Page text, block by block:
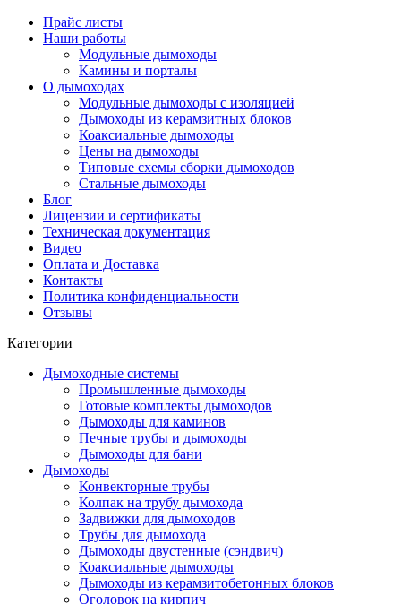
Прайс листы
Наши работы
Модульные дымоходы
Камины и порталы
О дымоходах
Модульные дымоходы с изоляцией
Дымоходы из керамзитных блоков
Коаксиальные дымоходы
Цены на дымоходы
Типовые схемы сборки дымоходов
Стальные дымоходы
Блог
Лицензии и сертификаты
Техническая документация
Видео
Оплата и Доставка
Контакты
Политика конфиденциальности
Отзывы
Категории
Дымоходные системы
Промышленные дымоходы
Готовые комплекты дымоходов
Дымоходы для каминов
Печные трубы и дымоходы
Дымоходы для бани
Дымоходы
Конвекторные трубы
Колпак на трубу дымохода
Задвижки для дымоходов
Трубы для дымохода
Дымоходы двустенные (сэндвич)
Коаксиальные дымоходы
Дымоходы из керамзитобетонных блоков
Оголовок на кирпич